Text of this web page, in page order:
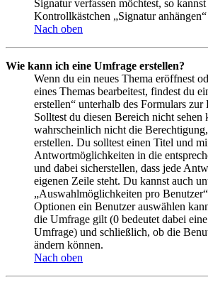
Signatur verfassen möchtest, so
Kontrollkästchen „Signatur
Nach oben
Wie kann ich eine Umfrage erstellen?
Wenn du ein neues Thema eröffnest
eines Themas bearbeitest, findest du
erstellen“ unterhalb des Formulars zur
Solltest du diesen Bereich nicht sehen
wahrscheinlich nicht die
erstellen. Du solltest einen Titel und
Antwortmöglichkeiten in die
und dabei sicherstellen, dass jede
eigenen Zeile steht. Du kannst auch
„Auswahlmöglichkeiten pro
Optionen ein Benutzer auswählen
die Umfrage gilt (0 bedeutet dabei
Umfrage) und schließlich, ob die
ändern können.
Nach oben